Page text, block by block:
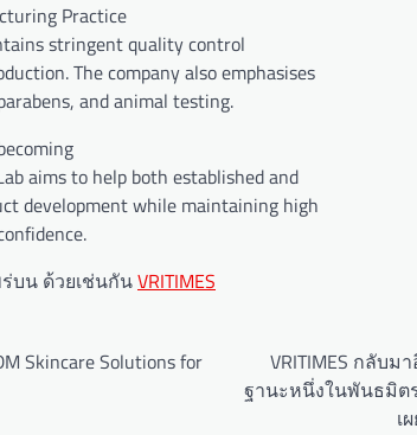
Practice
stringent quality control
The company also emphasises
and animal testing.
aims to help both established and
development while maintaining high
บน ด้วยเช่นกันVRITIMES
Skincare Solutions for
VRITIMES กลับม
ฐานะหนึ่งในพันธมิต
เ